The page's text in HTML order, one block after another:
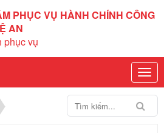
PHỤC VỤ HÀNH CHÍNH CÔNG
AN
phục vụ